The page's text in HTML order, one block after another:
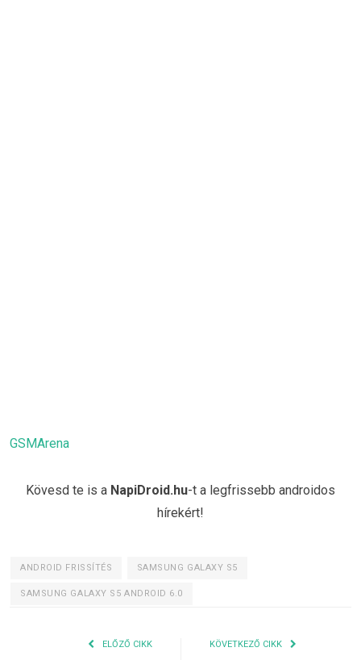
GSMArena
Kövesd te is a NapiDroid.hu-t a legfrissebb androidos
hírekért!
ANDROID FRISSÍTÉS SAMSUNG GALAXY S5
SAMSUNG GALAXY S5 ANDROID 6.0
ELŐZŐ CIKK KÖVETKEZŐ CIKK